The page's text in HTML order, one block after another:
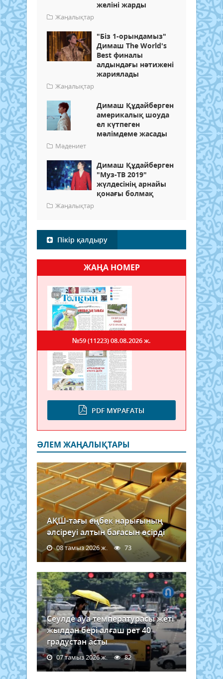
желіні жарды
Жаңалықтар
"Біз 1-орындамыз"
Димаш The World's
Best финалы
алдындағы нәтижені
жариялады
Жаңалықтар
Димаш Құдайберген
америкалық шоуда
ел күтпеген
мәлімдеме жасады
Мәдениет
Димаш Құдайберген
"Муз-ТВ 2019"
жүлдесінің арнайы
қонағы болмақ
Жаңалықтар
Пікір қалдыру
ЖАҢА НОМЕР
PDF МҰРАҒАТЫ
№59 (11223)08.08.2026 ж.
ӘЛЕМ ЖАҢАЛЫҚТАРЫ
АҚШ-тағы еңбек нарығының
әлсіреуі алтын бағасын өсірді
08 тамыз 2026 ж. 73
Сеулде ауа температурасы жеті
жылдан бері алғаш рет 40
градустан асты
07 тамыз 2026 ж. 82